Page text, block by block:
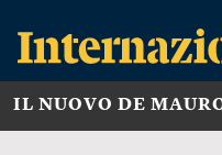
IL NUOVO DE